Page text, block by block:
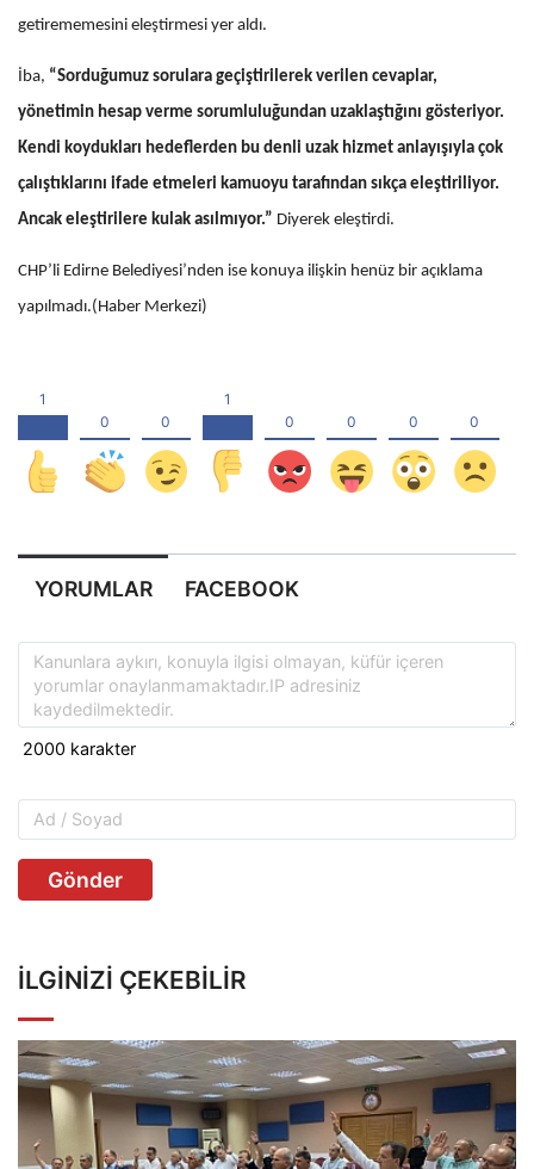
getirememesini eleştirmesi yer aldı.
İba, “Sorduğumuz sorulara geçiştirilerek verilen cevaplar,
yönetimin hesap verme sorumluluğundan uzaklaştığını gösteriyor.
Kendi koydukları hedeflerden bu denli uzak hizmet anlayışıyla çok
çalıştıklarını ifade etmeleri kamuoyu tarafından sıkça eleştiriliyor.
Ancak eleştirilere kulak asılmıyor.” Diyerek eleştirdi.
CHP’li Edirne Belediyesi’nden ise konuya ilişkin henüz bir açıklama
yapılmadı.(Haber Merkezi)
YORUMLAR FACEBOOK
Gönder
İLGINIZI ÇEKEBILIR